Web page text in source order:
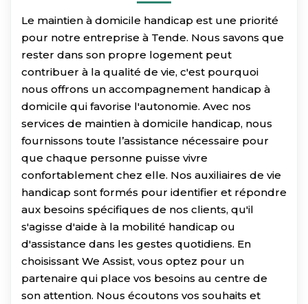
Le maintien à domicile handicap est une priorité
pour notre entreprise à Tende. Nous savons que
rester dans son propre logement peut
contribuer à la qualité de vie, c'est pourquoi
nous offrons un accompagnement handicap à
domicile qui favorise l'autonomie. Avec nos
services de maintien à domicile handicap, nous
fournissons toute l’assistance nécessaire pour
que chaque personne puisse vivre
confortablement chez elle. Nos auxiliaires de vie
handicap sont formés pour identifier et répondre
aux besoins spécifiques de nos clients, qu'il
s'agisse d'aide à la mobilité handicap ou
d'assistance dans les gestes quotidiens. En
choisissant We Assist, vous optez pour un
partenaire qui place vos besoins au centre de
son attention. Nous écoutons vos souhaits et